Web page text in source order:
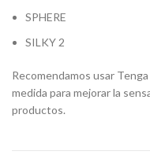
SPHERE
SILKY 2
Recomendamos usar
medida para mejorar la
productos.